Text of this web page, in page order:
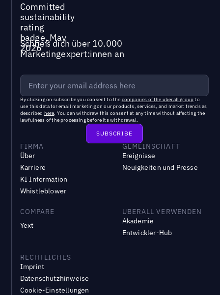
Schließ dich über 10.000
Marketingexpert:innen an
By clicking on subscribe you consent to the companies of the uberall groupto
use this data for email marketing on our products, services, and market trends as
described here. You can withdraw this consent at any time without affecting the
lawfulness of the processing before its withdrawal.
FIRMA
Über
Karriere
KI Information
Whistleblower
GEMEINSCHAFT
Ereignisse
Neuigkeiten und Presse
COMPARE
Yext
UBERALL VERWENDEN
Akademie
Entwickler-Hub
RECHTLICHES
Imprint
Datenschutzhinweise
Cookie-Einstellungen